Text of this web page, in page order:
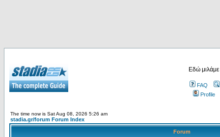
Εδώ
FAQ
Profile
The time now is Sat Aug 08, 2026 5:26 am
stadia.gr/forum Forum Index
Forum